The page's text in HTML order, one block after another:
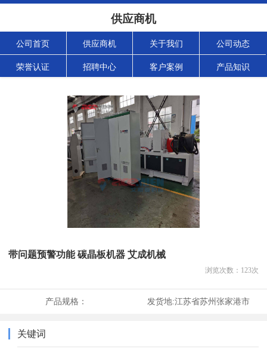
供应商机
公司首页 供应商机 关于我们 公司动态
荣誉认证 招聘中心 客户案例 产品知识
带问题预警功能 碳晶板机器 艾成机械
浏览次数： 123次
产品规格： 发货地:江苏省苏州张家港市
关键词